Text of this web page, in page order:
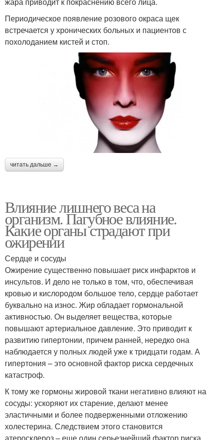
Периодическое появление розового окраса щек
встречается у хронических больных и пациентов с
похолоданием кистей и стоп.
читать дальше →
Влияние лишнего веса на
организм. Пагубное влияние.
Какие органы страдают при
ожирении
Сердце и сосуды
Ожирение существенно повышает риск инфарктов и
инсультов. И дело не только в том, что, обеспечивая
кровью и кислородом большое тело, сердце работает
буквально на износ. Жир обладает гормональной
активностью. Он выделяет вещества, которые
повышают артериальное давление. Это приводит к
развитию гипертонии, причем ранней, нередко она
наблюдается у полных людей уже к тридцати годам. А
гипертония – это основной фактор риска сердечных
катастроф.
К тому же гормоны жировой ткани негативно влияют на
сосуды: ускоряют их старение, делают менее
эластичными и более подверженными отложению
холестерина. Следствием этого становится
атеросклероз – еще один серьезнейший фактор риска